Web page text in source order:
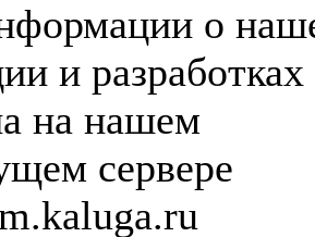
о
и разработках
на нашем
сервере